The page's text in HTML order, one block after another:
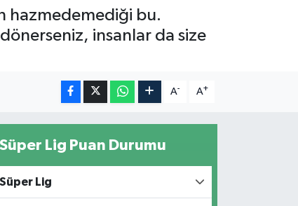
hazmedemediği bu.
insanlar da size
A- A+
Süper Lig Puan Durumu
Süper Lig